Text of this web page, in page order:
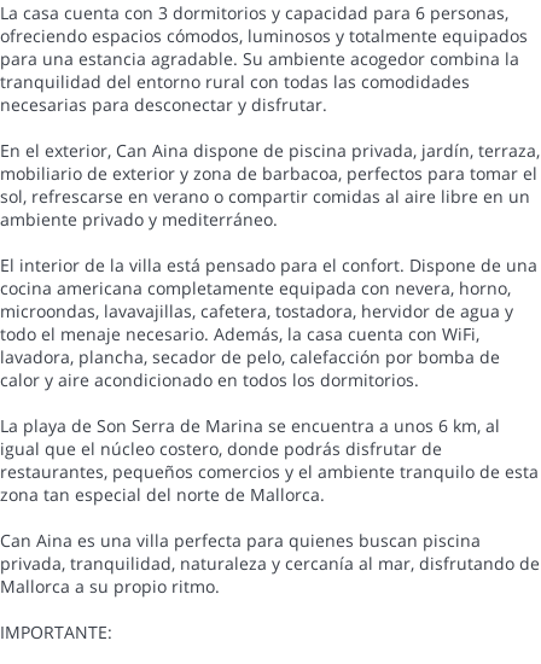
La casa cuenta con 3 dormitorios y capacidad para 6 personas,
ofreciendo espacios cómodos, luminosos y totalmente equipados
para una estancia agradable. Su ambiente acogedor combina la
tranquilidad del entorno rural con todas las comodidades
necesarias para desconectar y disfrutar.
En el exterior, Can Aina dispone de piscina privada, jardín, terraza,
mobiliario de exterior y zona de barbacoa, perfectos para tomar el
sol, refrescarse en verano o compartir comidas al aire libre en un
ambiente privado y mediterráneo.
El interior de la villa está pensado para el confort. Dispone de una
cocina americana completamente equipada con nevera, horno,
microondas, lavavajillas, cafetera, tostadora, hervidor de agua y
todo el menaje necesario. Además, la casa cuenta con WiFi,
lavadora, plancha, secador de pelo, calefacción por bomba de
calor y aire acondicionado en todos los dormitorios.
La playa de Son Serra de Marina se encuentra a unos 6 km, al
igual que el núcleo costero, donde podrás disfrutar de
restaurantes, pequeños comercios y el ambiente tranquilo de esta
zona tan especial del norte de Mallorca.
Can Aina es una villa perfecta para quienes buscan piscina
privada, tranquilidad, naturaleza y cercanía al mar, disfrutando de
Mallorca a su propio ritmo.
IMPORTANTE: